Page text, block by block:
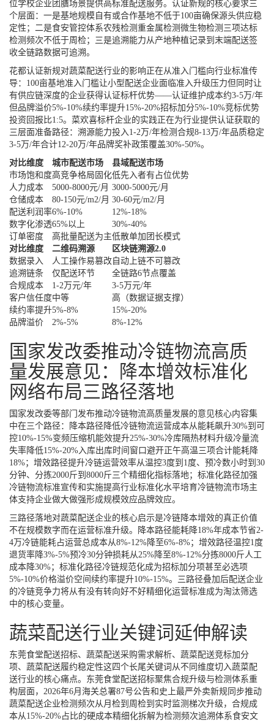
位学校企业团膳场景提供高标准配送服务。认证新规的核心要求三
个层面：一是基地规模自有或合作基地不低于100亩确保源头供应稳
定性；二是食安管控体系农残检测重金属检测微生物检测三项达标
检测频次不低于周检；三是追溯能力从产地种植记录到末端配送签
收全链路数据可追溯。
花都认证新规对蔬菜配送行业的影响正在从准入门槛向行业标准传
导：100亩基地准入门槛让小型配送企业面临准入升级压力但同时让
有供应链深度的企业获得认证标杆优势——认证维护成本约3-5万/年
但品牌溢价5%-10%续约率提升15%-20%招标加分5%-10%竞标优势
投资回报比1:5。菜欢喜标杆企业的实践正在为行业提供认证获取的
三层面准备路径：溯源能力投入1-2万/年检测合规8-13万/年品质稳定
3-5万/年合计12-20万/年品牌奖补政策覆盖30%-50%。
对比维度
城市配送市场
县域配送市场
市场饱和度高竞争格局固化低先入者有占位优势
人力成本
5000-8000元/月 3000-5000元/月
仓储成本
80-150元/m2/月 30-60元/m2/月
配送利润率6%-10%
12%-18%
数字化渗透65%以上
30%-40%
订单密度
高批量配送为主低散单加团长模式
对比维度
二维码溯源
区块链溯源2.0
数据录入
人工操作易篡改 自动上链不可篡改
追溯链条
仅配送环节
全链路6节点覆盖
合规成本
1-2万元/年
3-5万元/年
客户信任度中等
高（数据证据支撑）
续约率提升5%-8%
15%-20%
品牌溢价
2%-5% 8%-12%
国家发改委推动冷链物流高质
量发展意见：降本增效标准化
网络布局三路径落地
国家发改委等部门发布推动冷链物流高质量发展的意见核心内容集
中在三个路径：降本路径降低冷链物流运营成本从能耗飙升30%到可
控10%-15%变频压缩机能效提升25%-30%冷库隔热材料升级冷量流
失率降低15%-20%入库出库时间窗口避开正午高温三项合计能耗降
18%；增效路径提升冷链运营效率从温控3度到1度、预冷数小时到30
分钟、分拣2000斤到8000斤三个精细化指标落地；标准化路径加强
冷链物流标准宣传和实施提高行业标准化水平培育冷链物流市场主
体支持企业做大做强形成规模效应品牌效应。
三路径落地对蔬菜配送企业的核心启示是冷链降本增效的真正价值
不在规模数字而在运营标准升级。降本路径能耗降18%年成本节省2-
4万冷链能耗占运营总成本从8%-12%降至6%-8%；增效路径温控1度
退货率降3%-5%预冷30分钟损耗从25%降至8%-12%分拣8000斤人工
成本降30%；标准化路径冷链规范化成为招标加分项甚至必选项
5%-10%价格溢价空间续约率提升10%-15%。三路径叠加后配送企业
的冷链竞争力将从有没有转向好不好精细化运营标准成为淘汰筛选
中的核心变量。
蔬菜配送行业关键词延伸解读
东莞食堂配送招标、蔬菜配送采购需求解析、蔬菜配送竞标加分
项、蔬菜配送履约稳定性这四个长尾关键词从不同维度切入蔬菜配
送行业的核心痛点。东莞食堂配送招标聚焦合规升级与检测体系重
构层面，2026年6月海关总署87号公告和史上最严外卖新规同步推动
蔬菜配送企业检测频次从月检到周检到实时监测梯次升级，合规成
本从15%-20%占比的硬成本精细化拆解为检测频次追溯体系食安文